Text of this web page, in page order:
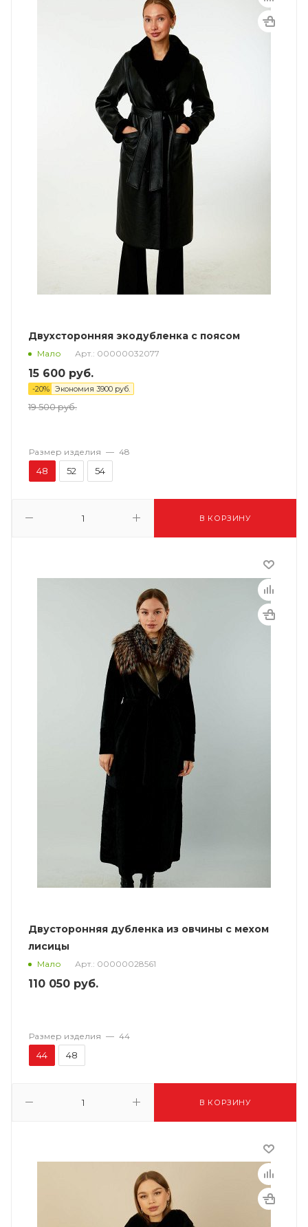
Двухсторонняя экодубленка с поясом
Мало Арт.: 00000032077
15 600 руб.
-20% Экономия 3900 руб.
19 500руб.
В КОРЗИНУ
Размер изделия — 48
48 52 54
Двусторонняя дубленка из овчины с мехом
лисицы
Мало Арт.: 00000028561
110 050 руб.
В КОРЗИНУ
Размер изделия — 44
44 48